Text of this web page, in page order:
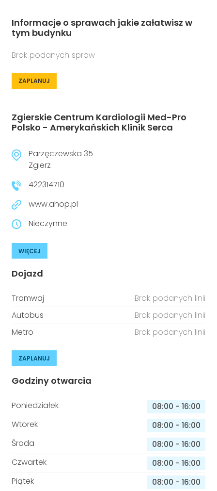
Informacje o sprawach jakie załatwisz w
tym budynku
Brak podanych spraw
ZAPLANUJ
Zgierskie Centrum Kardiologii Med-Pro
Polsko - Amerykańskich Klinik Serca
Parzęczewska 35
Zgierz
422314710
www.ahop.pl
Nieczynne
WIĘCEJ
Dojazd
Tramwaj
Brak podanych linii
Autobus
Brak podanych linii
Metro
Brak podanych linii
ZAPLANUJ
Godziny otwarcia
Poniedziałek 08:00 - 16:00
Wtorek
08:00 - 16:00
Środa
08:00 - 16:00
Czwartek
08:00 - 16:00
Piątek
08:00 - 16:00